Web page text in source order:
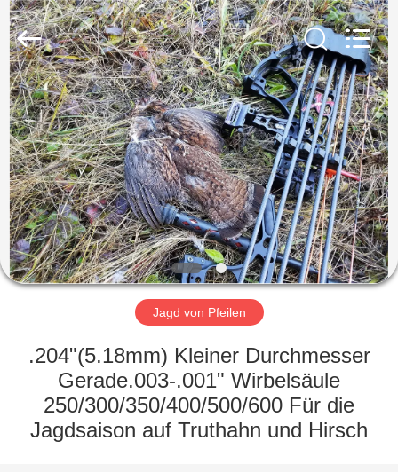
HAUS
PRODUKTE
ÜBER
UNS
FABRIK-
QUALITÄTSKONTROLLE
TRETEN
2026
Consistent
Arrows.
Rights
Reserved.
Jagd von Pfeilen
.204"(5.18mm) Kleiner Durchmesser
Gerade.003-.001" Wirbelsäule
250/300/350/400/500/600 Für die
Jagdsaison auf Truthahn und Hirsch